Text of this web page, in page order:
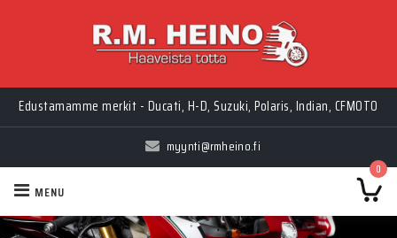
Edustamamme merkit - Ducati, H-D, Suzuki, Polaris, Indian, CFMOTO
myynti@rmheino.fi
0
MENU